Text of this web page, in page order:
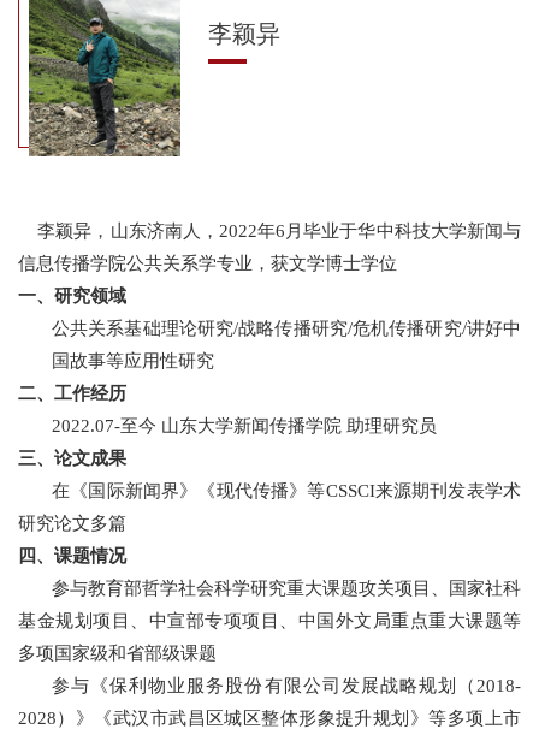
李颖异
李颖异，山东济南人，2022年6月毕业于华中科技大学新闻与
信息传播学院公共关系学专业，获文学博士学位
一、研究领域
公共关系基础理论研究/战略传播研究/危机传播研究/讲好中
国故事等应用性研究
二、工作经历
2022.07-至今 山东大学新闻传播学院 助理研究员
三、论文成果
在《国际新闻界》《现代传播》等CSSCI来源期刊发表学术
研究论文多篇
四、课题情况
参与教育部哲学社会科学研究重大课题攻关项目、国家社科
基金规划项目、中宣部专项项目、中国外文局重点重大课题等
多项国家级和省部级课题
参与《保利物业服务股份有限公司发展战略规划（ 2018-
2028）》《武汉市武昌区城区整体形象提升规划》等多项上市